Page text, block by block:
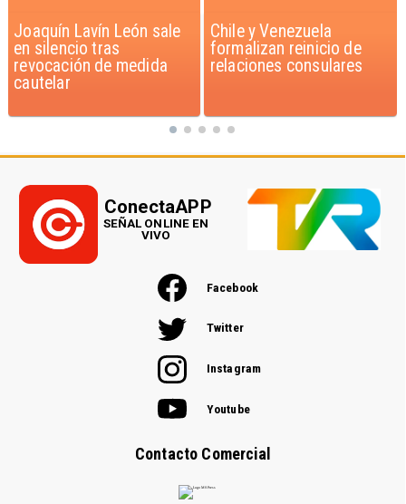
Chile y Venezuela
formalizan reinicio de
relaciones consulares
Feriantes rechazan
dichos de Camila Flores
sobre Fabiola Campillai
Facebook
Twitter
Instagram
Youtube
Contacto Comercial
ConectaAPP
SEÑAL ONLINE EN
VIVO